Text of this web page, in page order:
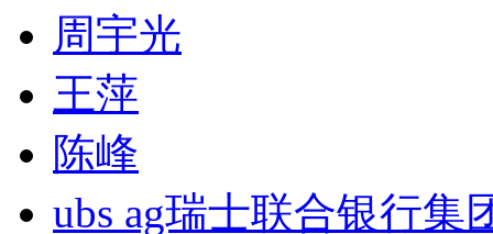
周宇光
王萍
陈峰
ubs ag瑞士联合银行集